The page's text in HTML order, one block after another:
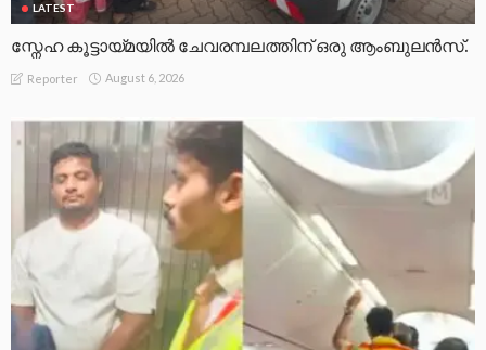
LATEST
സ്നേഹ കൂട്ടായ്മയിൽ ചേവരമ്പലത്തിന് ഒരു ആംബുലൻസ്.
Reporter August 6, 2026